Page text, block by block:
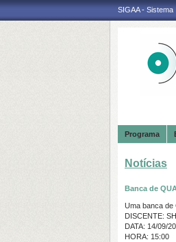
SIGAA - Sistema
Programa
Notícias
Banca de
Uma banca de
DISCENTE:
DATA: 14/09/
HORA: 15:00